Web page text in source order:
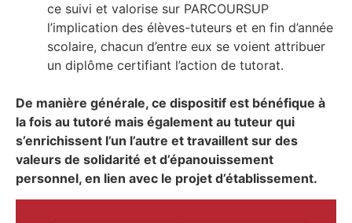
ce suivi et valorise sur PARCOURSUP
l’implication des élèves-tuteurs et en fin d’année
scolaire, chacun d’entre eux se voient attribuer
un diplôme certifiant l’action de tutorat.
De manière générale, ce dispositif est bénéfique à
la fois au tutoré mais également au tuteur qui
s’enrichissent l’un l’autre et travaillent sur des
valeurs de solidarité et d’épanouissement
personnel, en lien avec le projet d’établissement.